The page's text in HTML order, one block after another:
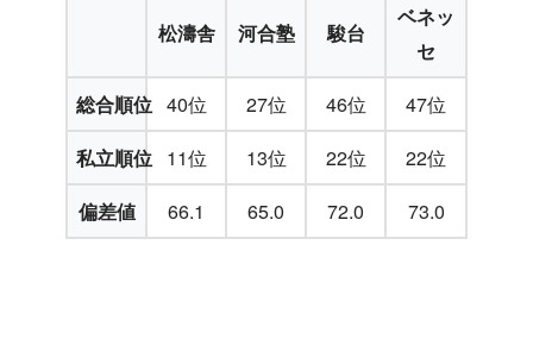
松濤舎 河合塾 駿台
ベネッ
セ
総合順位 40位 27位 46位
47位
私立順位 11位 13位 22位
22位
偏差値
66.1 65.0 72.0 73.0